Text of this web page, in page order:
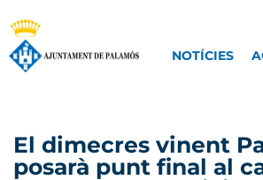
NOTÍCIES
El dimecres vinent
posarà punt final al